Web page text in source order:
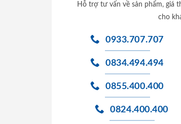
Hỗ trợ tư vấn về sản phẩm, giá
cho
0933.707.707
0834.494.494
0855.400.400
0824.400.400